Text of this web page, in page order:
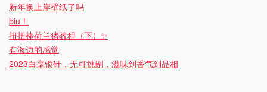
新年换上岸壁纸了吗
biu！
扭扭棒荷兰猪教程（下）✨
有海边的感觉
2023白毫银针，无可挑剔，滋味到香气到品相